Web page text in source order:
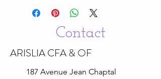
Contact
ARISLIA CFA & OF
187 Avenue Jean Chaptal